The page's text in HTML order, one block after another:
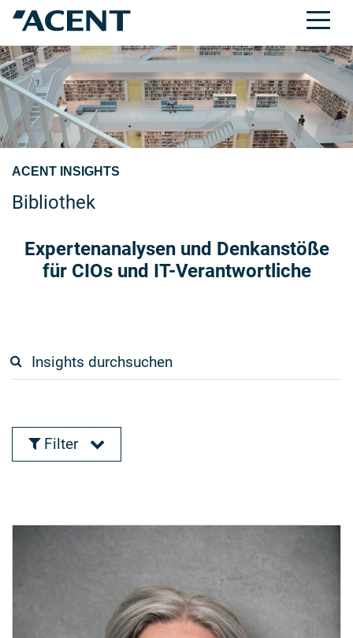
ACENT INSIGHTS
Bibliothek
Expertenanalysen und Denkanstöße
für CIOs und IT-Verantwortliche
Filter